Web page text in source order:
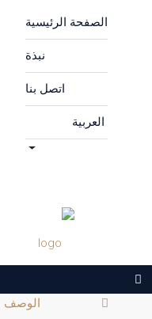
الصفحة الرئيسية
نبذة
اتصل بنا
العربية
الوصف